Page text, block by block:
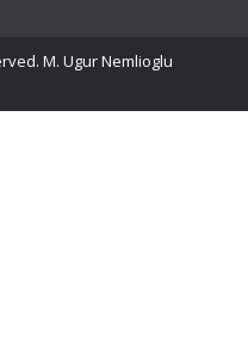
M. Ugur Nemlioglu